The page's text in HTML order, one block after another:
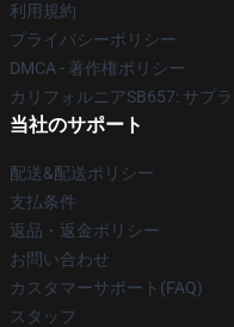
利用規約
プライバシーポリシー
DMCA - 著作権ポリシー
カリフォルニアSB657: サプ
当社のサポート
配送&配送ポリシー
支払条件
返品・返金ポリシー
お問い合わせ
カスタマーサポート(FAQ)
スタッフ